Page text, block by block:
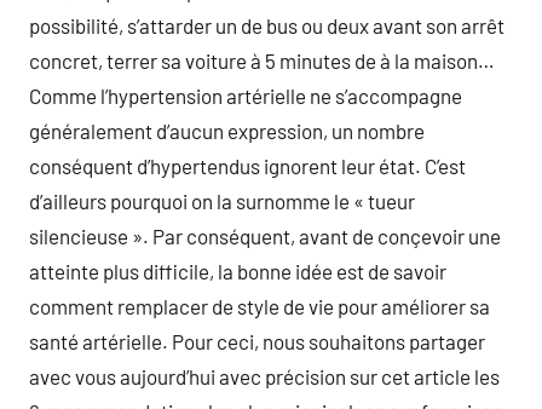
possibilité, s’attarder un de bus ou deux avant son arrêt
concret, terrer sa voiture à 5 minutes de à la maison…
Comme l’hypertension artérielle ne s’accompagne
généralement d’aucun expression, un nombre
conséquent d’hypertendus ignorent leur état. C’est
d’ailleurs pourquoi on la surnomme le « tueur
silencieuse ». Par conséquent, avant de conçevoir une
atteinte plus difficile, la bonne idée est de savoir
comment remplacer de style de vie pour améliorer sa
santé artérielle. Pour ceci, nous souhaitons partager
avec vous aujourd’hui avec précision sur cet article les